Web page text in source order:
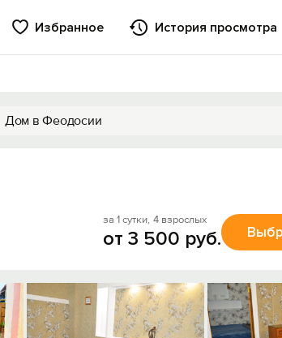
Избранное История просмотра
Дом в Феодосии
за 1 сутки, 4 взрослых
от 3 500 руб.